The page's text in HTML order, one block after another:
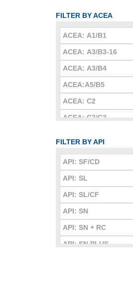
Viscosity: 5W-40
Viscosity: 5W-50
Viscosity: 10W-30
Viscosity: 10W-40
Viscosity: 10W-60
Viscosity: 15W-50
Viscosity: 20W-20
Viscosity: 20W-50
Viscosity: 25W-60
FILTER BY ACEA
ACEA: A1/B1
ACEA: A3/B3-16
ACEA: A3/B4
ACEA:A5/B5
ACEA: C2
ACEA: C2/C3
ACEA: C5
FILTER BY API
API: SF/CD
API: SL
API: SL/CF
API: SN
API: SN + RC
API: SN PLUS